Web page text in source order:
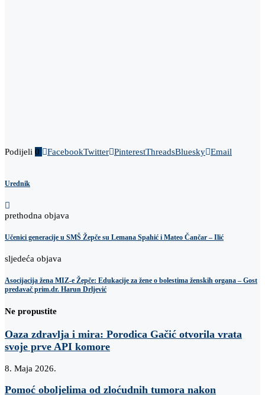
Podijeli 0 FacebookTwitter PinterestThreadsBluesky Email
Urednik
prethodna objava
Učenici generacije u SMŠ Žepče su Lemana Spahić i Mateo Čančar – Ilić
sljedeća objava
Asocijacija žena MIZ-e Žepče: Edukacije za žene o bolestima ženskih organa – Gost
predavač prim.dr. Harun Drljević
Ne propustite
Oaza zdravlja i mira: Porodica Gačić otvorila vrata
svoje prve API komore
8. Maja 2026.
Pomoć oboljelima od zloćudnih tumora nakon